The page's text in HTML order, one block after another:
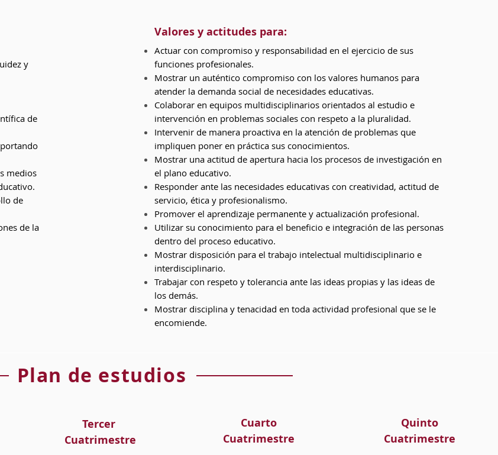
y
de
medios
de
de la
Valores y actitudes para:
Actuar con compromiso y responsabilidad en el ejercicio de sus
funciones profesionales.
Mostrar un auténtico compromiso con los valores humanos para
atender la demanda social de necesidades educativas.
Colaborar en equipos multidisciplinarios orientados al estudio e
intervención en problemas sociales con respeto a la pluralidad.
Intervenir de manera proactiva en la atención de problemas que
impliquen poner en práctica sus conocimientos.
Mostrar una actitud de apertura hacia los procesos de investigación en
el plano educativo.
Responder ante las necesidades educativas con creatividad, actitud de
servicio, ética y profesionalismo.
Promover el aprendizaje permanente y actualización profesional.
Utilizar su conocimiento para el beneficio e integración de las personas
dentro del proceso educativo.
Mostrar disposición para el trabajo intelectual multidisciplinario e
interdisciplinario.
Trabajar con respeto y tolerancia ante las ideas propias y las ideas de
los demás.
Mostrar disciplina y tenacidad en toda actividad profesional que se le
encomiende.
Plan de estudios
Tercer
Cuatrimestre
Cuarto
Cuatrimestre
Quinto
Cuatrimestre